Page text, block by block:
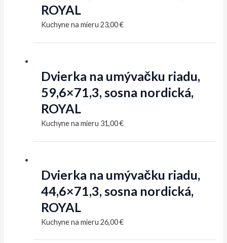
ROYAL
Kuchyne na mieru 23,00€
Dvierka na umývačku riadu,
59,6×71,3, sosna nordická,
ROYAL
Kuchyne na mieru 31,00€
Dvierka na umývačku riadu,
44,6×71,3, sosna nordická,
ROYAL
Kuchyne na mieru 26,00€